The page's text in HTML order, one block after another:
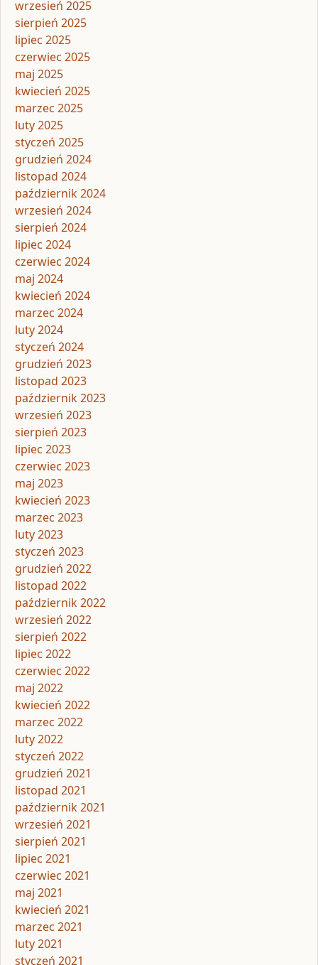
wrzesień 2025
sierpień 2025
lipiec 2025
czerwiec 2025
maj 2025
kwiecień 2025
marzec 2025
luty 2025
styczeń 2025
grudzień 2024
listopad 2024
październik 2024
wrzesień 2024
sierpień 2024
lipiec 2024
czerwiec 2024
maj 2024
kwiecień 2024
marzec 2024
luty 2024
styczeń 2024
grudzień 2023
listopad 2023
październik 2023
wrzesień 2023
sierpień 2023
lipiec 2023
czerwiec 2023
maj 2023
kwiecień 2023
marzec 2023
luty 2023
styczeń 2023
grudzień 2022
listopad 2022
październik 2022
wrzesień 2022
sierpień 2022
lipiec 2022
czerwiec 2022
maj 2022
kwiecień 2022
marzec 2022
luty 2022
styczeń 2022
grudzień 2021
listopad 2021
październik 2021
wrzesień 2021
sierpień 2021
lipiec 2021
czerwiec 2021
maj 2021
kwiecień 2021
marzec 2021
luty 2021
styczeń 2021